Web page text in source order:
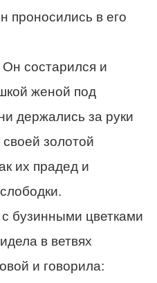
проносились в его
состарился и
женой под
держались за руки
золотой
их прадед и
с бузинными цветками
в ветвях
и говорила: